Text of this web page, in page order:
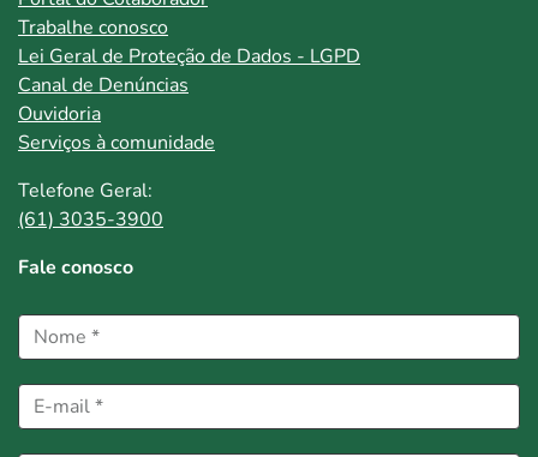
Trabalhe conosco
Lei Geral de Proteção de Dados - LGPD
Canal de Denúncias
Ouvidoria
Serviços à comunidade
Telefone Geral:
(61) 3035-3900
Fale conosco